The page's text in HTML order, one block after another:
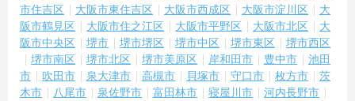
市住吉区
大阪市東住吉区 大阪市西成区 大阪市淀川区
大
阪市鶴見区
大阪市住之江区 大阪市平野区 大阪市北区
大
阪市中央区
堺市 堺市堺区 堺市中区 堺市東区
堺市西区
堺市南区
堺市北区 堺市美原区 岸和田市 豊中市
池田
市
吹田市 泉大津市 高槻市 貝塚市 守口市 枚方市
茨
木市
八尾市 泉佐野市 富田林市 寝屋川市
河内長野市